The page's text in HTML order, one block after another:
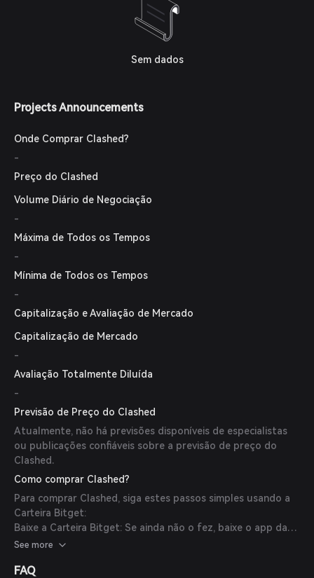
Sem dados
Projects Announcements
Onde Comprar Clashed?
-
Preço do Clashed
Volume Diário de Negociação
-
Máxima de Todos os Tempos
-
Mínima de Todos os Tempos
-
Capitalização e Avaliação de Mercado
Capitalização de Mercado
-
Avaliação Totalmente Diluída
-
Previsão de Preço do Clashed
Atualmente, não há previsões disponíveis de especialistas
ou publicações confiáveis sobre a previsão de preço do
Clashed.
Como comprar Clashed?
Para comprar Clashed, siga estes passos simples usando a
Carteira Bitget:
Baixe a Carteira Bitget: Se ainda não o fez, baixe o app da
Carteira Bitget no site oficial ou na loja de aplicativos.
as instruções na tela. Assegure-se de proteger sua conta
See more
FAQ